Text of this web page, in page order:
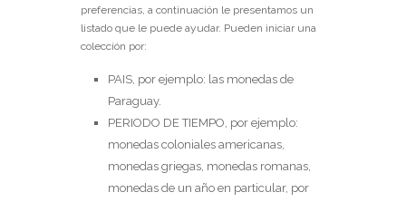
preferencias, a continuación le presentamos un
listado que le puede ayudar. Pueden iniciar una
colección por:
PAIS, por ejemplo: las monedas de
Paraguay.
PERIODO DE TIEMPO, por ejemplo:
monedas coloniales americanas,
monedas griegas, monedas romanas,
monedas de un año en particular, por